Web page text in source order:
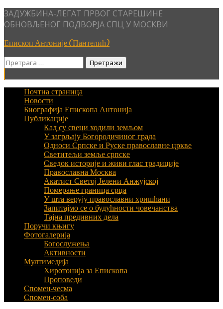
Skip
to
ЗАДУЖБИНА-ЛЕГАТ ПРВОГ СТАРЕШИНЕ
ОБНОВЉЕНОГ ПОДВОРЈА СПЦ У МОСКВИ
Епископ Антоније (Пантелић)
Претрага
Почтна страница
Новости
Биографија Епископа Антонија
Публикације
Кад су свеци ходили земљом
У загрљају Богородичиног града
Односи Српске и Руске православне цркве
Светитељи земље српске
Сведок историје и живи глас традиције
Православна Москва
Акатист Светој Јелени Анжујској
Померање граница срца
У шта верују православни хришћани
Запитајмо се о будућности човечанства
Тајна предивних дела
Поручи књигу
Фотогалерија
Богослужења
Активности
Мултимедија
Хиротонија за Епископа
Проповеди
Спомен-чесма
Спомен-соба